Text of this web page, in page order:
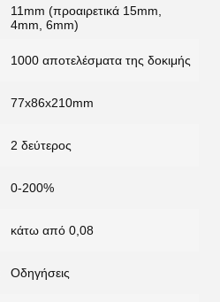
11mm (προαιρετικά 15mm,
4mm, 6mm)
1000 αποτελέσματα της δοκιμής
77x86x210mm
2 δεύτερος
0-200%
κάτω από 0,08
Οδηγήσεις